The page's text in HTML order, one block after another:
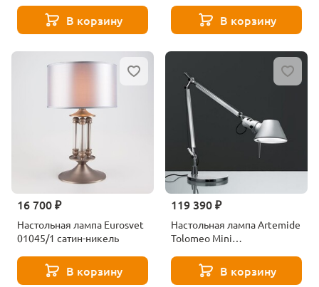
В корзину В корзину
16 700 ₽
Настольная лампа Eurosvet
01045/1 сатин-никель
В корзину
119 390 ₽
Настольная лампа Artemide
Tolomeo Mini
В корзину